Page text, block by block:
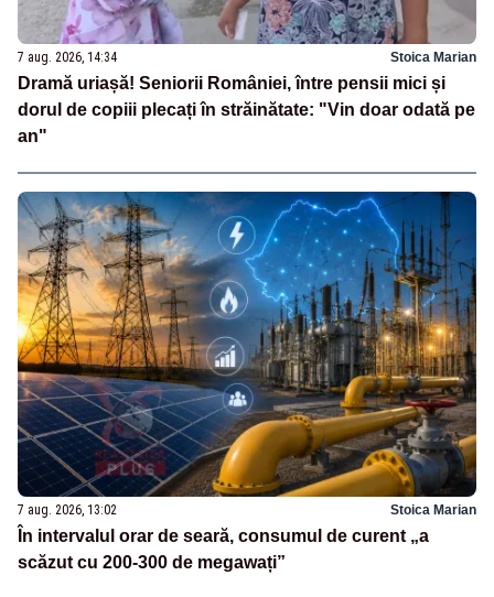
7 aug. 2026, 14:34 Stoica Marian
Dramă uriașă! Seniorii României, între pensii mici și
dorul de copiii plecați în străinătate: "Vin doar odată pe
an"
7 aug. 2026, 13:02 Stoica Marian
În intervalul orar de seară, consumul de curent „a
scăzut cu 200-300 de megawați”